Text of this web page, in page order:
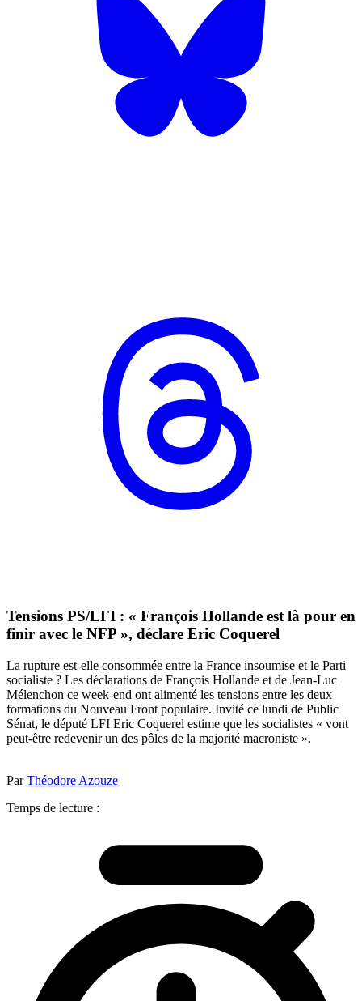
Tensions PS/LFI : « François Hollande est là pour en
finir avec le NFP », déclare Eric Coquerel
La rupture est-elle consommée entre la France insoumise et le Parti
socialiste ? Les déclarations de François Hollande et de Jean-Luc
Mélenchon ce week-end ont alimenté les tensions entre les deux
formations du Nouveau Front populaire. Invité ce lundi de Public
Sénat, le député LFI Eric Coquerel estime que les socialistes « vont
peut-être redevenir un des pôles de la majorité macroniste ».
ParThéodore Azouze
Temps de lecture :